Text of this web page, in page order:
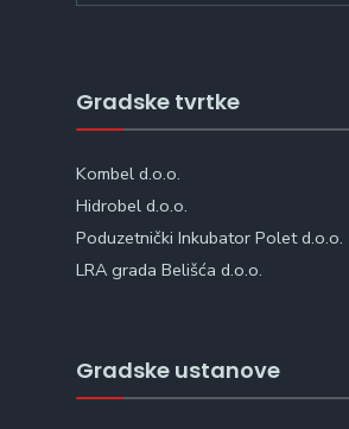
Gradske tvrtke
Kombel d.o.o.
Hidrobel d.o.o.
Poduzetnički Inkubator Polet d.o.o.
LRA grada Belišća d.o.o.
Gradske ustanove